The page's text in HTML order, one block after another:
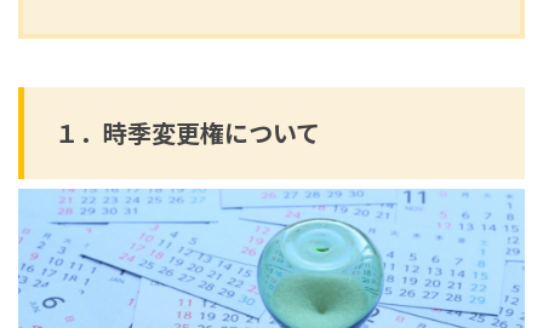
１．時季変更権について